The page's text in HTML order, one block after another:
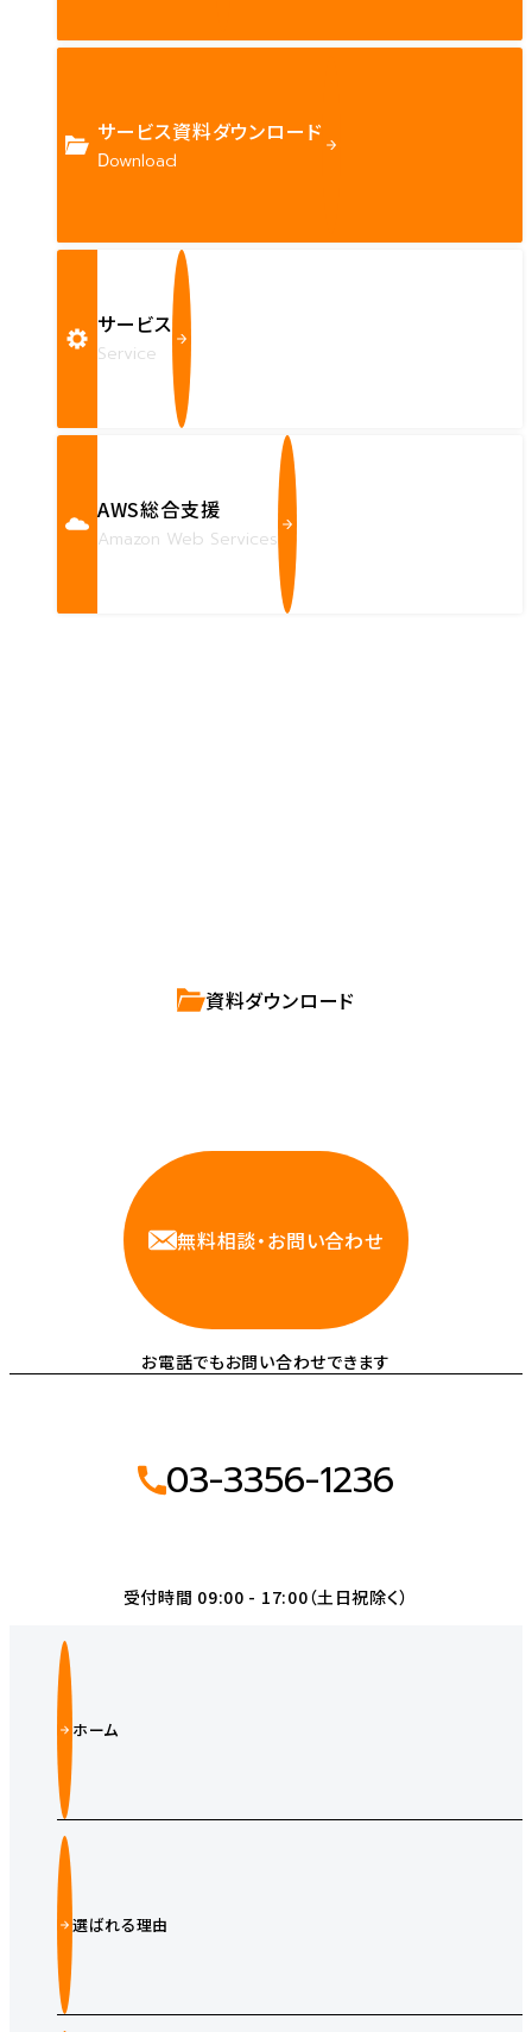
サービス資料ダウンロード
Download
サービス
Service
AWS総合支援
Amazon Web Services
資料ダウンロード
無料相談・お問い合わせ
お電話でもお問い合わせできます
03-3356-1236
受付時間 09:00 - 17:00（土日祝除く）
ホーム
選ばれる理由